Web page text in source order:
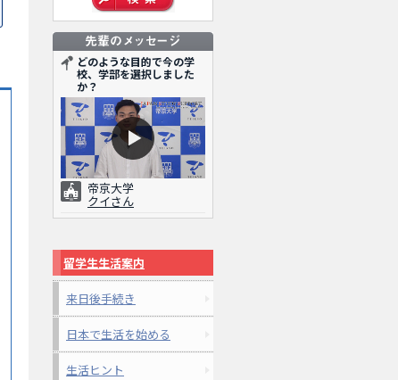
どのような目的で今の学
校、学部を選択しました
か？
帝京大学
クイさん
留学生生活案内
来日後手続き
日本で生活を始める
生活ヒント